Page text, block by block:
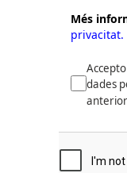
Més
privacitat.
dades